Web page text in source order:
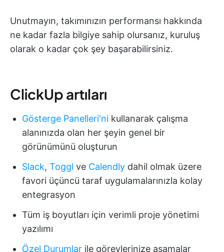
Unutmayın, takımınızın performansı hakkında
ne kadar fazla bilgiye sahip olursanız, kuruluş
olarak o kadar çok şey başarabilirsiniz.
ClickUp artıları
Gösterge Panelleri'ni kullanarak çalışma
alanınızda olan her şeyin genel bir
görünümünü oluşturun
Slack, Toggl ve Calendly dahil olmak üzere
favori üçüncü taraf uygulamalarınızla kolay
entegrasyon
Tüm iş boyutları için verimli proje yönetimi
yazılımı
Özel Durumlar ile görevlerinize aşamalar